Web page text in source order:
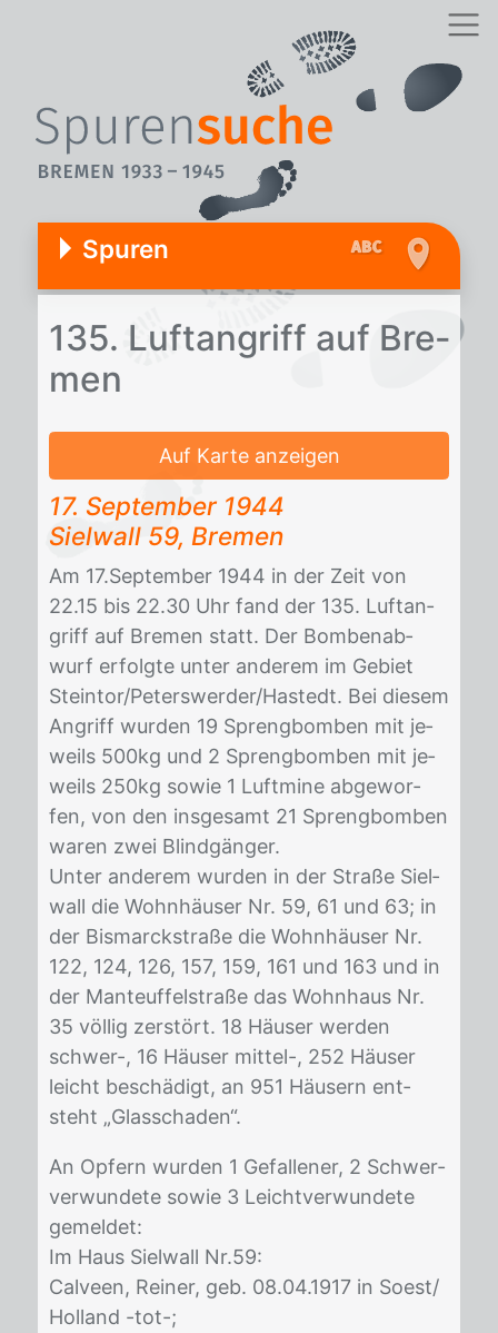
Spuren
135. Luft­an­griff auf Bre­
men
Auf Karte anzeigen
17. Sep­tem­ber 1944
Siel­wall 59, Bre­men
Am 17.Sep­tem­ber 1944 in der Zeit von
22.15 bis 22.30 Uhr fand der 135. Luft­an­
griff auf Bre­men statt. Der Bom­ben­ab­
wurf er­folg­te un­ter an­de­rem im Ge­biet
Stein­tor/​Pe­ters­wer­der/​Has­tedt. Bei die­sem
An­griff wur­den 19 Spreng­bom­ben mit je­
weils 500kg und 2 Spreng­bom­ben mit je­
weils 250kg so­wie 1 Luft­mi­ne ab­ge­wor­
fen, von den ins­ge­samt 21 Spreng­bom­ben
wa­ren zwei Blind­gän­ger.
Un­ter an­de­rem wur­den in der Stra­ße Siel­
wall die Wohn­häu­ser Nr. 59, 61 und 63; in
der Bis­marck­stra­ße die Wohn­häu­ser Nr.
122, 124, 126, 157, 159, 161 und 163 und in
der Man­teu­f­fel­stra­ße das Wohn­haus Nr.
35 völ­lig zer­stört. 18 Häu­ser wer­den
schwer-, 16 Häu­ser mit­tel-, 252 Häu­ser
leicht be­schä­digt, an 951 Häu­sern ent­
steht „Glas­scha­den“.
An Op­fern wur­den 1 Ge­fal­le­ner, 2 Schwer­
ver­wun­de­te so­wie 3 Leicht­ver­wun­de­te
ge­mel­det:
Im Haus Siel­wall Nr.59:
Calveen, Reiner, geb. 08.04.1917 in Soest/​
Hol­land -tot-;